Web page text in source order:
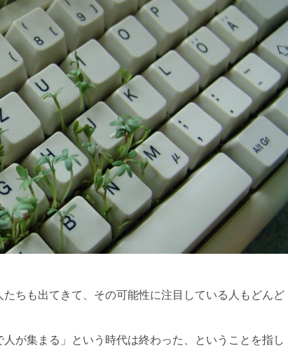
ちも出てきて、その可能性に注目している人もどんど
が集まる」という時代は終わった、ということを指し